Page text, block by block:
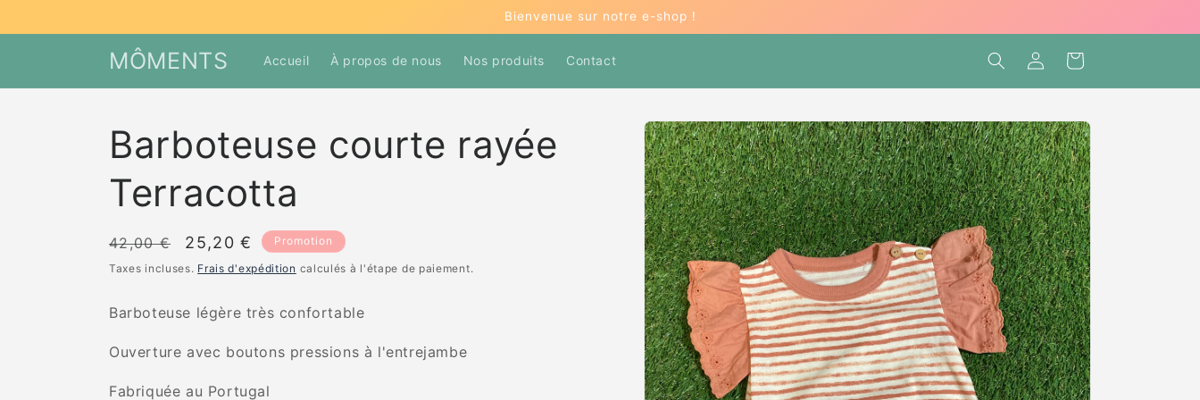
au
Bienvenue sur notre e-shop !
MÔMENTS Accueil À propos de nous Nos produits Contact ConnexionPanier
Passer aux
informations
produits
Barboteuse courte rayée
Terracotta
Prix
habituel
42,00 €
Prix
promotionnel
25,20 € Promotion
Taxes incluses. Frais d'expédition calculés à l'étape de paiement.
Barboteuse légère très confortable
Ouverture avec boutons pressions à l'entrejambe
Fabriquée au Portugal